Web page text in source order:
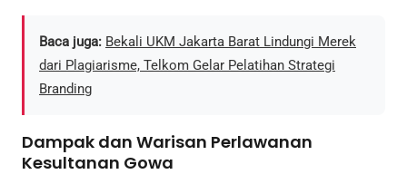
Baca juga: Bekali UKM Jakarta Barat Lindungi Merek
dari Plagiarisme, Telkom Gelar Pelatihan Strategi
Branding
Dampak dan Warisan Perlawanan
Kesultanan Gowa